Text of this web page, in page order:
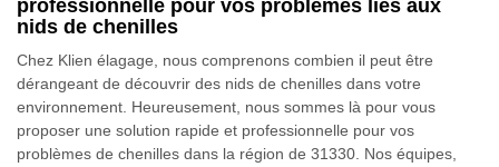
professionnelle pour vos problèmes liés aux
nids de chenilles
Chez Klien élagage, nous comprenons combien il peut être
dérangeant de découvrir des nids de chenilles dans votre
environnement. Heureusement, nous sommes là pour vous
proposer une solution rapide et professionnelle pour vos
problèmes de chenilles dans la région de 31330. Nos équipes,